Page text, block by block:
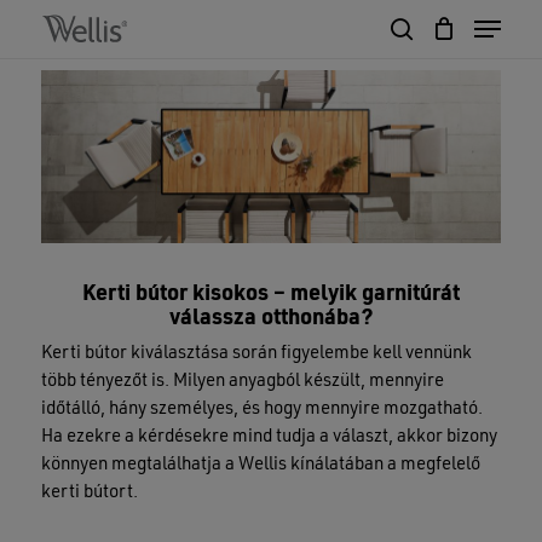
Menu
Kerti bútor kisokos – melyik garnitúrát
válassza otthonába?
Kerti bútor kiválasztása során figyelembe kell vennünk
több tényezőt is. Milyen anyagból készült, mennyire
időtálló, hány személyes, és hogy mennyire mozgatható.
Ha ezekre a kérdésekre mind tudja a választ, akkor bizony
könnyen megtalálhatja a Wellis kínálatában a megfelelő
kerti bútort.